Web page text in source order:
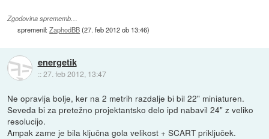
Zgodovina sprememb…
spremenil:ZaphodBB(27. feb 2012 ob 13:46)
energetik
::27. feb 2012, 13:47
Ne opravlja bolje, ker na 2 metrih razdalje bi bil 22" miniaturen.
Seveda bi za pretežno projektantsko delo ipd nabavil 24" z veliko
resolucijo.
Ampak zame je bila ključna gola velikost + SCART priključek.